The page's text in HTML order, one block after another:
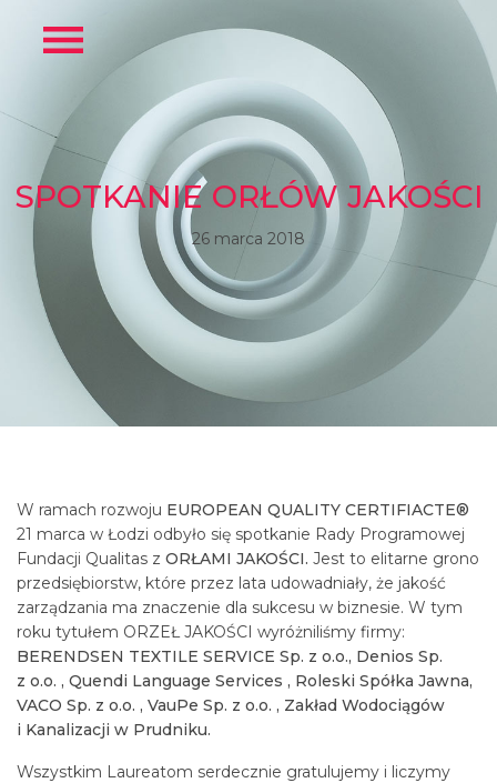
SPOTKANIE ORŁÓW JAKOŚCI
26 marca 2018
W ramach rozwoju EUROPEAN QUALITY CERTIFIACTE®
21 marca w Łodzi odbyło się spotkanie Rady Programowej
Fundacji Qualitas z ORŁAMI JAKOŚCI. Jest to elitarne grono
przedsiębiorstw, które przez lata udowadniały, że jakość
zarządzania ma znaczenie dla sukcesu w biznesie. W tym
roku tytułem ORZEŁ JAKOŚCI wyróżniliśmy firmy:
BERENDSEN TEXTILE SERVICE Sp. z o.o., Denios Sp.
z o.o. , Quendi Language Services , Roleski Spółka Jawna,
VACO Sp. z o.o. , VauPe Sp. z o.o. , Zakład Wodociągów
i Kanalizacji w Prudniku.
Wszystkim Laureatom serdecznie gratulujemy i liczymy